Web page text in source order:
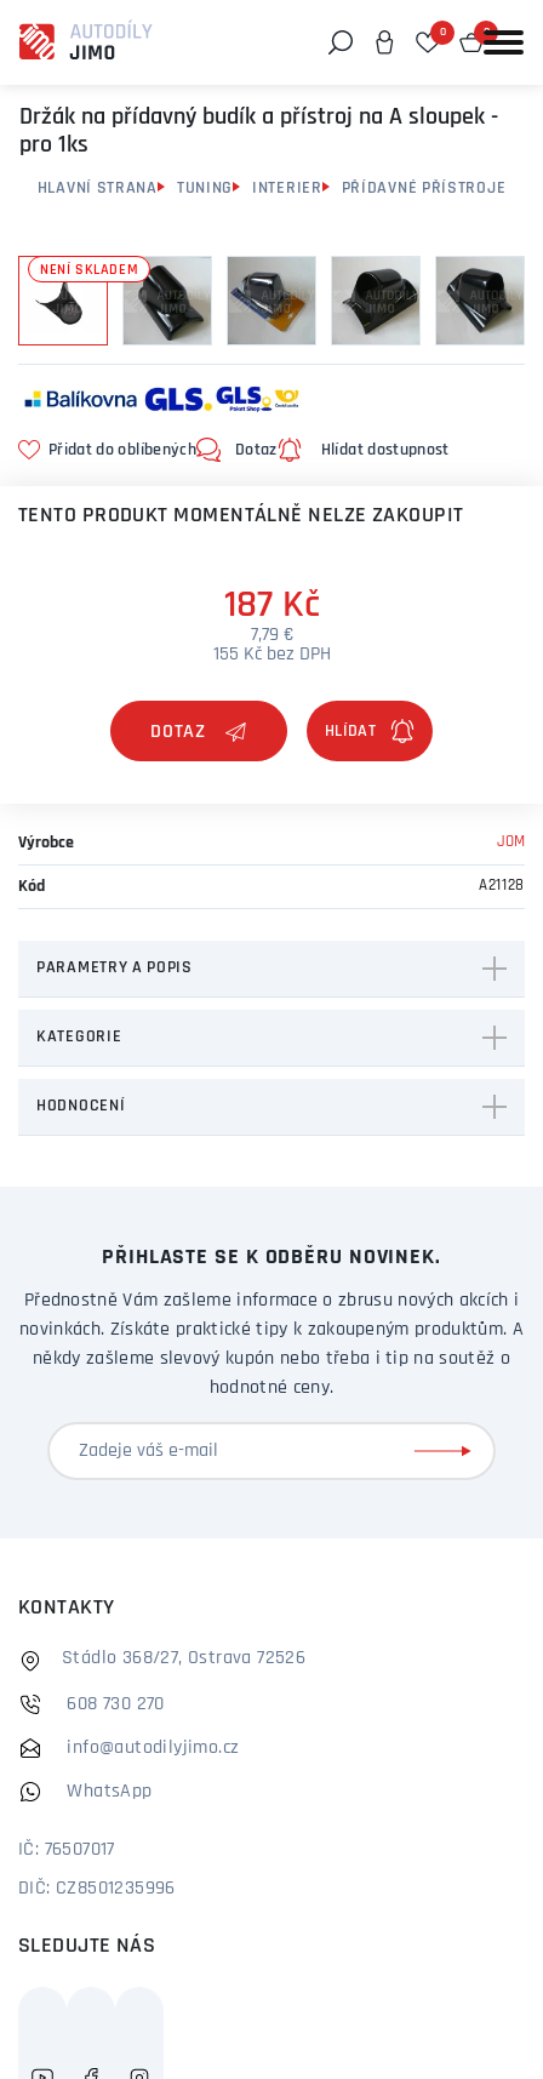
0 0
Držák na přídavný budík a přístroj na A sloupek -
pro 1ks
HLAVNÍ STRANA TUNING INTERIER PŘÍDAVNÉ PŘÍSTROJE
NENÍ SKLADEM
Přidat do oblíbených Dotaz Hlídat dostupnost
TENTO PRODUKT MOMENTÁLNĚ NELZE ZAKOUPIT
187 Kč
7,79 €
155 Kč bez DPH
DOTAZ
Výrobce JOM
Kód A21128
PARAMETRY A POPIS
KATEGORIE
HODNOCENÍ
PŘIHLASTE SE K ODBĚRU NOVINEK.
Přednostně Vám zašleme informace o zbrusu nových akcích i
novinkách. Získáte praktické tipy k zakoupeným produktům. A
někdy zašleme slevový kupón nebo třeba i tip na soutěž o
hodnotné ceny.
KONTAKTY
Stádlo 368/27, Ostrava 72526
608 730 270
info@autodilyjimo.cz
WhatsApp
IČ: 76507017
DIČ: CZ8501235996
SLEDUJTE NÁS
Můžeme vám pomoci něco najít?